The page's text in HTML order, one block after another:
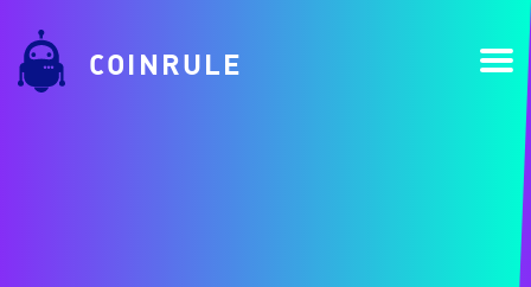
COINRULE